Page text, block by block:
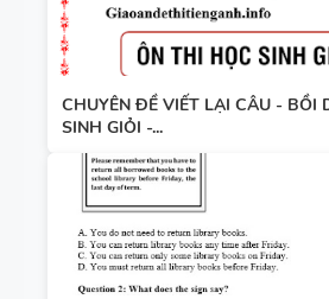
CHUYÊN ĐỀ VIẾT LẠI CÂU - BỒI
SINH GIỎI -...